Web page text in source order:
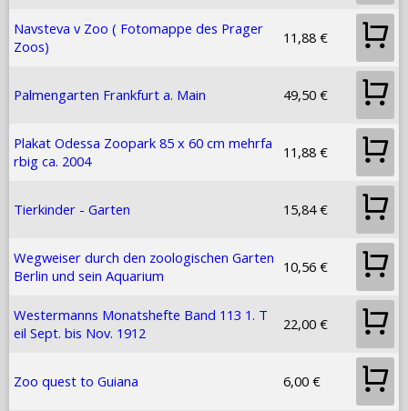
Navsteva v Zoo ( Fotomappe des Prager
Zoos)
11,88 €
Palmengarten Frankfurt a. Main 49,50 €
Plakat Odessa Zoopark 85 x 60 cm mehrfa
rbig ca. 2004
11,88 €
Tierkinder - Garten 15,84 €
Wegweiser durch den zoologischen Garten
Berlin und sein Aquarium
10,56 €
Westermanns Monatshefte Band 113 1. T
eil Sept. bis Nov. 1912
22,00 €
Zoo quest to Guiana 6,00 €